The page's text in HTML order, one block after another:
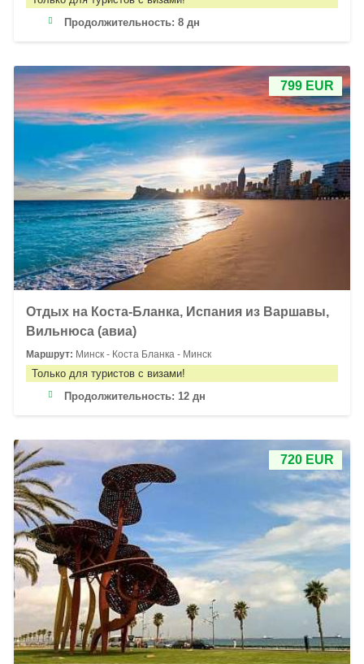
Продолжительность: 8 дн
799 EUR
Отдых на Коста-Бланка, Испания из Варшавы,
Вильнюса (авиа)
Маршрут: Минск - Коста Бланка - Минск
Только для туристов с визами!
Продолжительность: 12 дн
720 EUR